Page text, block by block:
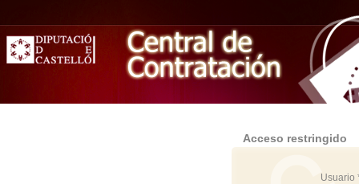
Acceso restringido
Usuario